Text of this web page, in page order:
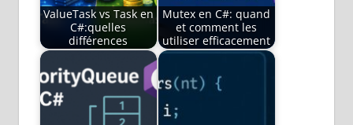
ValueTask vs Task en
C#:quelles
différences
Mutex en C#: quand
et comment les
utiliser efficacement